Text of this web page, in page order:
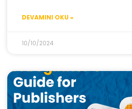
DEVAMINI OKU »
10/10/2024